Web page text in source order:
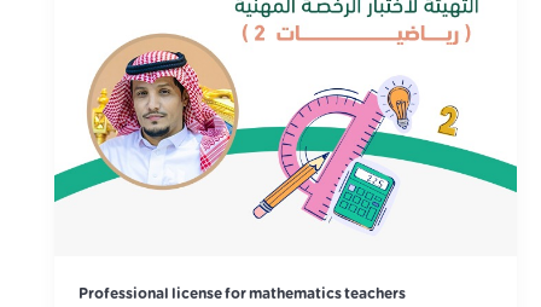
Professional license for mathematics teachers